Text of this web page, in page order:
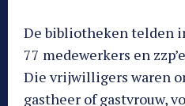
De bibliotheken telden
77 medewerkers en
Die vrijwilligers waren
gastheer of gastvrouw,